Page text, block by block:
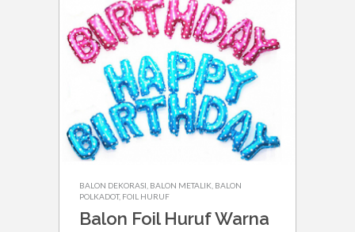
BALON DEKORASI BALON METALIK BALON
POLKADOT, FOIL HURUF
Balon Foil Huruf Warna